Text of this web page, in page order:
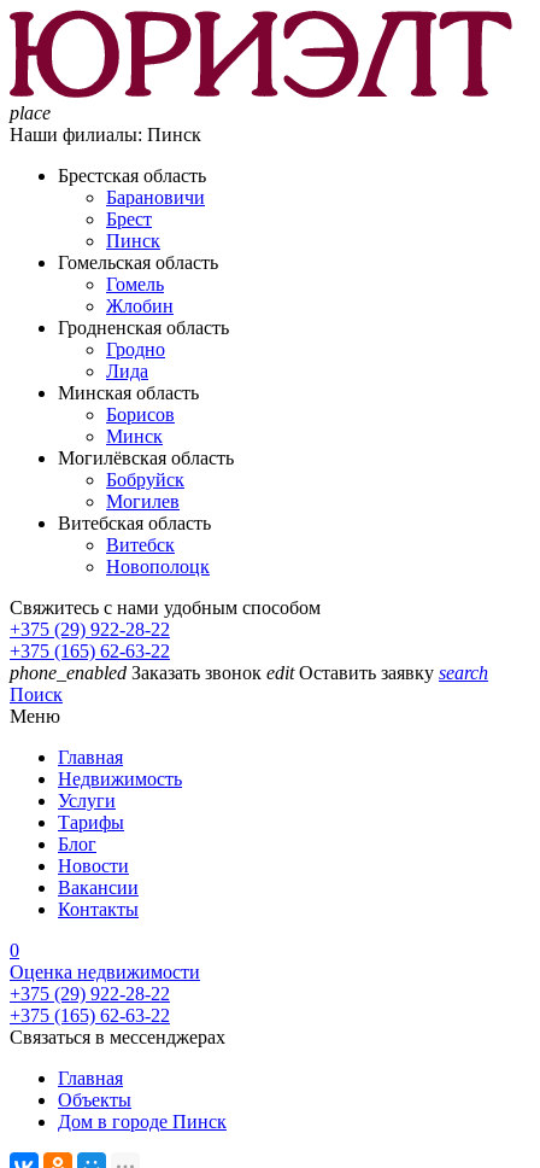
place
Наши филиалы: Пинск
Брестская область
Барановичи
Брест
Пинск
Гомельская область
Гомель
Жлобин
Гродненская область
Гродно
Лида
Минская область
Борисов
Минск
Могилёвская область
Бобруйск
Могилев
Витебская область
Витебск
Новополоцк
Свяжитесь с нами удобным способом
+375 (29) 922-28-22
+375 (165) 62-63-22
phone_enabled Заказать звонок edit Оставить заявку search
Поиск
Меню
Главная
Недвижимость
Услуги
Тарифы
Блог
Новости
Вакансии
Контакты
0
Оценка недвижимости
+375 (29) 922-28-22
+375 (165) 62-63-22
Связаться в мессенджерах
Главная
Объекты
Дом в городе Пинск